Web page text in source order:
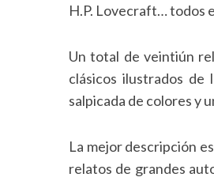
H.P. Lovecraft… todos
Un total de veintiún
clásicos ilustrados de
salpicada de colores y
La mejor descripción
relatos de grandes